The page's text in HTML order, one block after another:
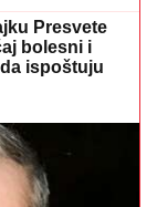
Presvete
bolesni i
ispoštuju